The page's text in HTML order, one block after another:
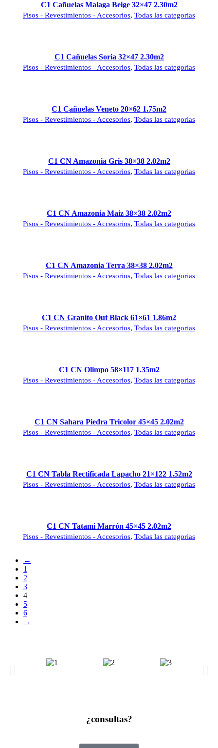
C1 Cañuelas Malaga Beige 32×47 2.30m2
Pisos - Revestimientos - Accesorios, Todas las categorias
C1 Cañuelas Soria 32×47 2.30m2
Pisos - Revestimientos - Accesorios, Todas las categorias
C1 Cañuelas Veneto 20×62 1.75m2
Pisos - Revestimientos - Accesorios, Todas las categorias
C1 CN Amazonia Gris 38×38 2.02m2
Pisos - Revestimientos - Accesorios, Todas las categorias
C1 CN Amazonia Maiz 38×38 2.02m2
Pisos - Revestimientos - Accesorios, Todas las categorias
C1 CN Amazonia Terra 38×38 2.02m2
Pisos - Revestimientos - Accesorios, Todas las categorias
C1 CN Granito Out Black 61×61 1.86m2
Pisos - Revestimientos - Accesorios, Todas las categorias
C1 CN Olimpo 58×117 1.35m2
Pisos - Revestimientos - Accesorios, Todas las categorias
C1 CN Sahara Piedra Tricolor 45×45 2.02m2
Pisos - Revestimientos - Accesorios, Todas las categorias
C1 CN Tabla Rectificada Lapacho 21×122 1.52m2
Pisos - Revestimientos - Accesorios, Todas las categorias
C1 CN Tatami Marrón 45×45 2.02m2
Pisos - Revestimientos - Accesorios, Todas las categorias
←
1
2
3
4
5
6
→
¿consultas?